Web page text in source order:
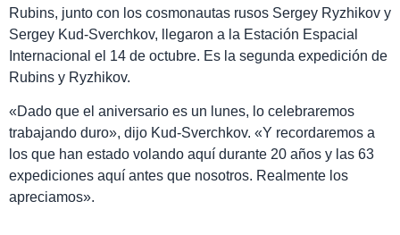
Rubins, junto con los cosmonautas rusos Sergey Ryzhikov y
Sergey Kud-Sverchkov, llegaron a la Estación Espacial
Internacional el 14 de octubre. Es la segunda expedición de
Rubins y Ryzhikov.
«Dado que el aniversario es un lunes, lo celebraremos
trabajando duro», dijo Kud-Sverchkov. «Y recordaremos a
los que han estado volando aquí durante 20 años y las 63
expediciones aquí antes que nosotros. Realmente los
apreciamos».